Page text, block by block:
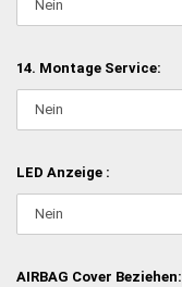
14. Montage Service:
LED Anzeige :
AIRBAG Cover Beziehen: